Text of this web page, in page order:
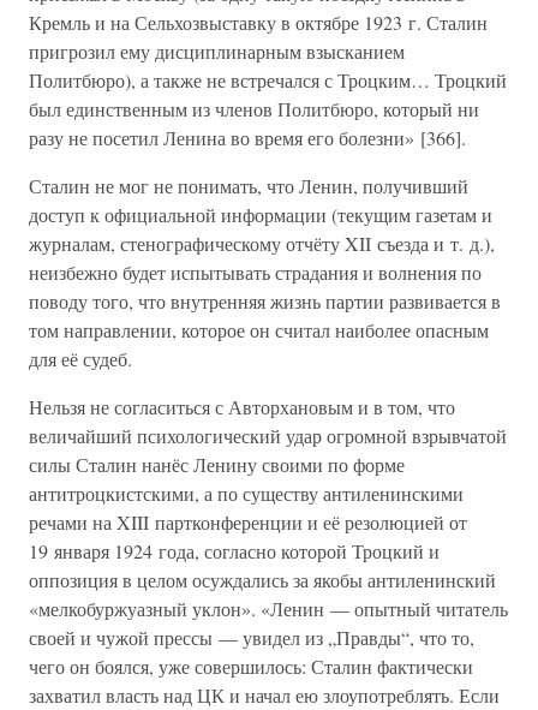
Кремль и на Сельхозвыставку в октябре 1923 г. Сталин
пригрозил ему дисциплинарным взысканием
Политбюро), а также не встречался с Троцким… Троцкий
был единственным из членов Политбюро, который ни
разу не посетил Ленина во время его болезни» [366].
Сталин не мог не понимать, что Ленин, получивший
доступ к официальной информации (текущим газетам и
журналам, стенографическому отчёту XII съезда и т. д.),
неизбежно будет испытывать страдания и волнения по
поводу того, что внутренняя жизнь партии развивается в
том направлении, которое он считал наиболее опасным
для её судеб.
Нельзя не согласиться с Авторхановым и в том, что
величайший психологический удар огромной взрывчатой
силы Сталин нанёс Ленину своими по форме
антитроцкистскими, а по существу антиленинскими
речами на XIII партконференции и её резолюцией от
19 января 1924 года, согласно которой Троцкий и
оппозиция в целом осуждались за якобы антиленинский
«мелкобуржуазный уклон». «Ленин — опытный читатель
своей и чужой прессы — увидел из „Правды“, что то,
чего он боялся, уже совершилось: Сталин фактически
захватил власть над ЦК и начал ею злоупотреблять. Если